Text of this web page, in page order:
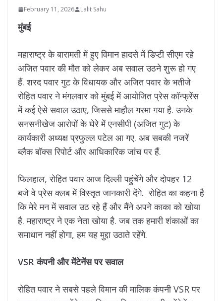
February 11, 2026 Lalit Sahu
मुंबई
महाराष्ट्र के बारामती में हुए विमान हादसे में डिप्टी सीएम रहे
अजित पवार की मौत को लेकर अब सवाल उठने शुरू हो गए
हैं. शरद पवार गुट के विधायक और अजित पवार के भतीजे
रोहित पवार ने मंगलवार को मुंबई में आयोजित प्रेस कॉन्फ्रेंस
में कई ऐसे सवाल उठाए, जिससे माहौल गरमा गया है. उनके
सनसनीखेज आरोपों के घेरे में एनसीपी (अजित गुट) के
कार्यकारी अध्यक्ष प्रफुल्ल पटेल आ गए. अब सबकी नजरें
ब्लैक बॉक्स रिपोर्ट और आधिकारिक जांच पर हैं.
फिलहाल, रोहित पवार आज दिल्ली पहुंचेंगे और दोपहर 12
बजे वे प्रेस क्लब में विस्तृत जानकारी देंगे. रोहित का कहना है
कि मेरे मन में सवाल उठ रहे हैं और मैंने अपने काका को खोया
है. महाराष्ट्र ने एक नेता खोया है. जब तक हमारी शंकाओं का
समाधान नहीं होगा, हम यह मुद्दा उठाते रहेंगे.
VSR कंपनी और मेंटेनेंस पर सवाल
रोहित पवार ने सबसे पहले विमान की मालिक कंपनी VSR पर